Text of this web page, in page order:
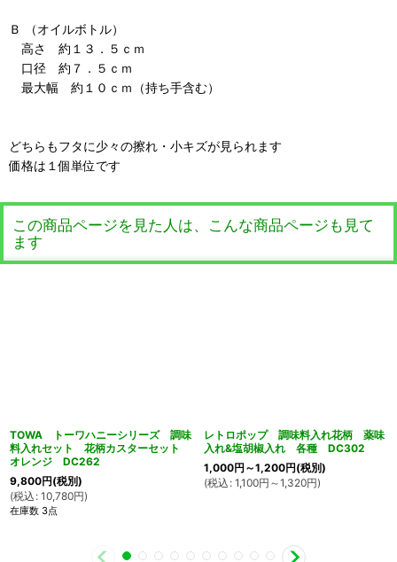
Ｂ （オイルボトル）
高さ 約１３．５ｃｍ
口径 約７．５ｃｍ
最大幅 約１０ｃｍ（持ち手含む）
どちらもフタに少々の擦れ・小キズが見られます
価格は１個単位です
この商品ページを見た人は、こんな商品ページも見て
ます
TOWA トーワハニーシリーズ 調味
料入れセット 花柄カスターセット
オレンジ DC262
9,800円(税別)
(税込 : 10,780円)
在庫数 3点
レトロポップ 調味料入れ花柄 薬味
入れ&塩胡椒入れ 各種 DC302
1,000円 ～1,200円(税別)
(税込 : 1,100円 ～1,320円)